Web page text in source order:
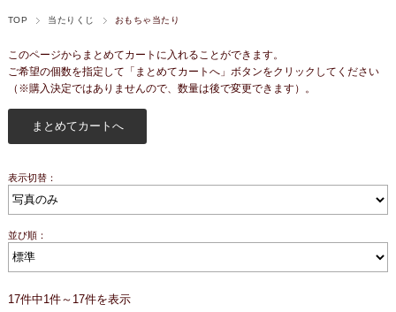
TOP 当たりくじ おもちゃ当たり
このページからまとめてカートに入れることができます。
ご希望の個数を指定して「まとめてカートへ」ボタンをクリックしてください
（※購入決定ではありませんので、数量は後で変更できます）。
表示切替：
並び順：
17件中1件～17件を表示